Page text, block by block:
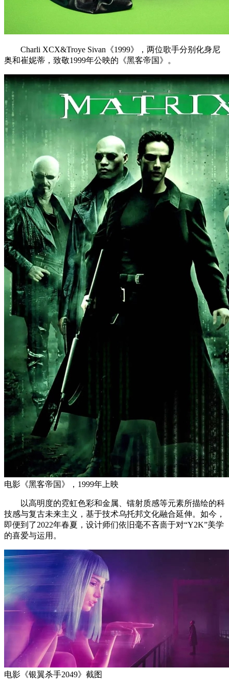
Charli XCX&Troye Sivan《1999》，两位歌手分别化身尼
奥和崔妮蒂，致敬1999年公映的《黑客帝国》。
电影《黑客帝国》，1999年上映
以高明度的霓虹色彩和金属、镭射质感等元素所描绘的科
技感与复古未来主义，基于技术乌托邦文化融合延伸。如今，
即便到了2022年春夏，设计师们依旧毫不吝啬于对“Y2K”美学
的喜爱与运用。
电影《银翼杀手2049》截图